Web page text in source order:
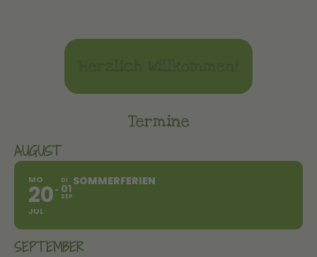
Termine
AUGUST
MO
20
JUL
DI
01
SEP
SOMMERFERIEN
SEPTEMBER